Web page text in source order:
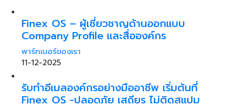
Finex OS – ผู้เชี่ยวชาญด้านออกแบบ
Company Profile และสื่อองค์กร
พาร์ทเนอร์ของเรา
11-12-2025
รับทำอีเมลองค์กรอย่างมืออาชีพ เริ่มต้นที่
Finex OS -ปลอดภัย เสถียร ไม่ติดสแปม